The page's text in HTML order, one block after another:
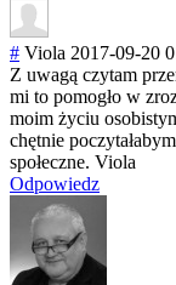
# Viola 2017-09-20
Z uwagą czytam
mi to pomogło w
moim życiu
chętnie
społeczne. Viola
Odpowiedz